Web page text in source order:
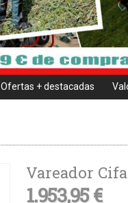
Ofertas + destacadas
Vareador
1.953,95 €